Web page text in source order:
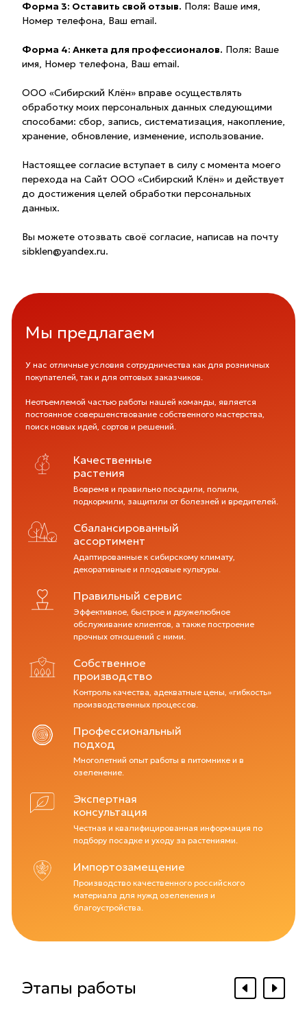
Форма 3: Оставить свой отзыв. Поля: Ваше имя,
Номер телефона, Ваш email.
Форма 4: Анкета для профессионалов. Поля: Ваше
имя, Номер телефона, Ваш email.
ООО «Сибирский Клён» вправе осуществлять
обработку моих персональных данных следующими
способами: сбор, запись, систематизация, накопление,
хранение, обновление, изменение, использование.
Настоящее согласие вступает в силу с момента моего
перехода на Сайт ООО «Сибирский Клён» и действует
до достижения целей обработки персональных
данных.
Вы можете отозвать своё согласие, написав на почту
sibklen@yandex.ru.
Мы предлагаем
У нас отличные условия сотрудничества как для розничных
покупателей, так и для оптовых заказчиков.
Неотъемлемой частью работы нашей команды, является
постоянное совершенствование собственного мастерства,
поиск новых идей, сортов и решений.
Качественные
растения
Вовремя и правильно посадили, полили,
подкормили, защитили от болезней и вредителей.
Сбалансированный
ассортимент
Адаптированные к сибирскому климату,
декоративные и плодовые культуры.
Правильный сервис
Эффективное, быстрое и дружелюбное
обслуживание клиентов, а также построение
прочных отношений с ними.
Собственное
производство
Контроль качества, адекватные цены, «гибкость»
производственных процессов.
Профессиональный
подход
Многолетний опыт работы в питомнике и в
озеленение.
Экспертная
консультация
Честная и квалифицированная информация по
подбору посадке и уходу за растениями.
Импортозамещение
Производство качественного российского
материала для нужд озеленения и
благоустройства.
Этапы работы